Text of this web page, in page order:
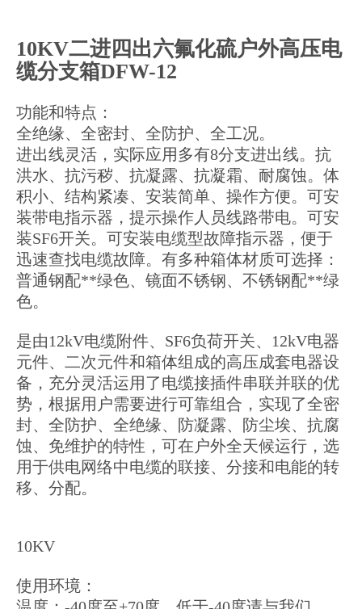
10KV二进四出六氟化硫户外高压电
缆分支箱DFW-12
功能和特点：
全绝缘、全密封、全防护、全工况。
进出线灵活，实际应用多有8分支进出线。抗
洪水、抗污秽、抗凝露、抗凝霜、耐腐蚀。体
积小、结构紧凑、安装简单、操作方便。可安
装带电指示器，提示操作人员线路带电。可安
装SF6开关。可安装电缆型故障指示器，便于
迅速查找电缆故障。有多种箱体材质可选择：
普通钢配**绿色、镜面不锈钢、不锈钢配**绿
色。
是由12kV电缆附件、SF6负荷开关、12kV电器
元件、二次元件和箱体组成的高压成套电器设
备，充分灵活运用了电缆接插件串联并联的优
势，根据用户需要进行可靠组合，实现了全密
封、全防护、全绝缘、防凝露、防尘埃、抗腐
蚀、免维护的特性，可在户外全天候运行，选
用于供电网络中电缆的联接、分接和电能的转
移、分配。
10KV
使用环境：